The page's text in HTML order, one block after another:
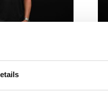
Manager